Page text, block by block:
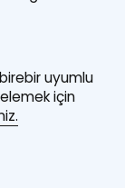
uyumlu
için